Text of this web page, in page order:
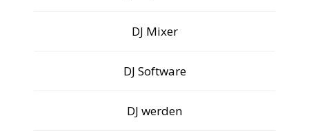
DJ Mixer
DJ Software
DJ werden